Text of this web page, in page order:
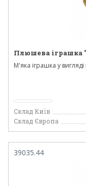
Плюшева іграшка
М'яка іграшка у
Склад Київ
Склад Європа
39035.44